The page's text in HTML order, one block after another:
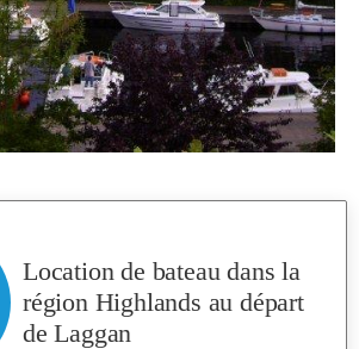
Location de bateau dans la
région Highlands au départ
de Laggan